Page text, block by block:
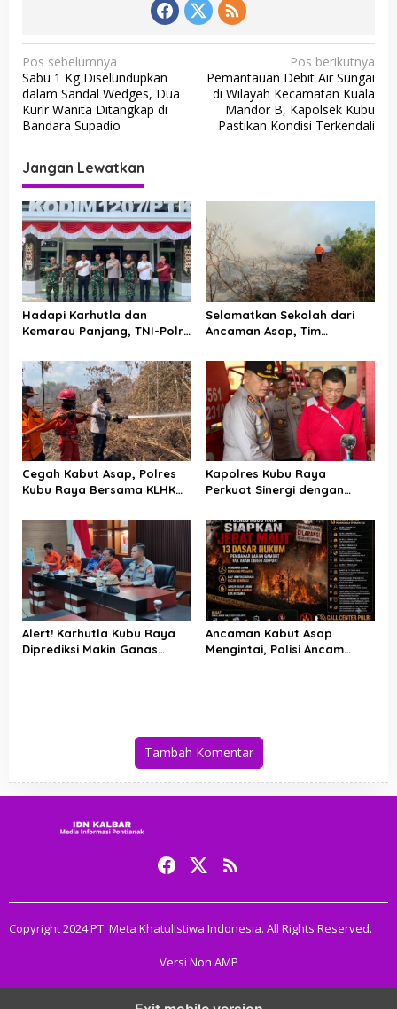
N
a
v
i
g
a
s
i
p
o
s
Pos sebelumnya
Sabu 1 Kg Diselundupkan
dalam Sandal Wedges, Dua
Kurir Wanita Ditangkap di
Bandara Supadio
Pos berikutnya
Pemantauan Debit Air Sungai
di Wilayah Kecamatan Kuala
Mandor B, Kapolsek Kubu
Pastikan Kondisi Terkendali
Jangan Lewatkan
Hadapi Karhutla dan
Kemarau Panjang, TNI-Polri
Raya
Selamatkan Sekolah dari
Ancaman Asap, Tim
Karhutla di Limbung Kubu
Raya
Cegah Kabut Asap, Polres
Kubu Raya Bersama KLHK
Titik Rawan Karhutla
Kapolres Kubu Raya
Perkuat Sinergi dengan
Ancaman Karhutla
Alert! Karhutla Kubu Raya
Diprediksi Makin Ganas
Ancaman Kabut Asap
Mengintai, Polisi Ancam
Tambah Komentar
Copyright 2024 PT. Meta Khatulistiwa Indonesia. All Rights Reserved.
Versi Non AMP